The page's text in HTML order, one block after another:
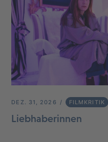
DEZ. 31, 2026 FILMKRITIK
Liebhaberinnen